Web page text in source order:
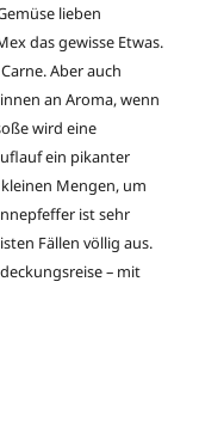
lieben
das gewisse Etwas.
Aber auch
an Aroma, wenn
wird eine
ein pikanter
Mengen, um
ist sehr
Fällen völlig aus.
– mit